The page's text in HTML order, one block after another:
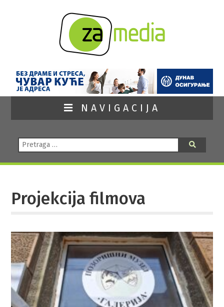
NAVIGACIJA
Pretraga:
Projekcija filmova